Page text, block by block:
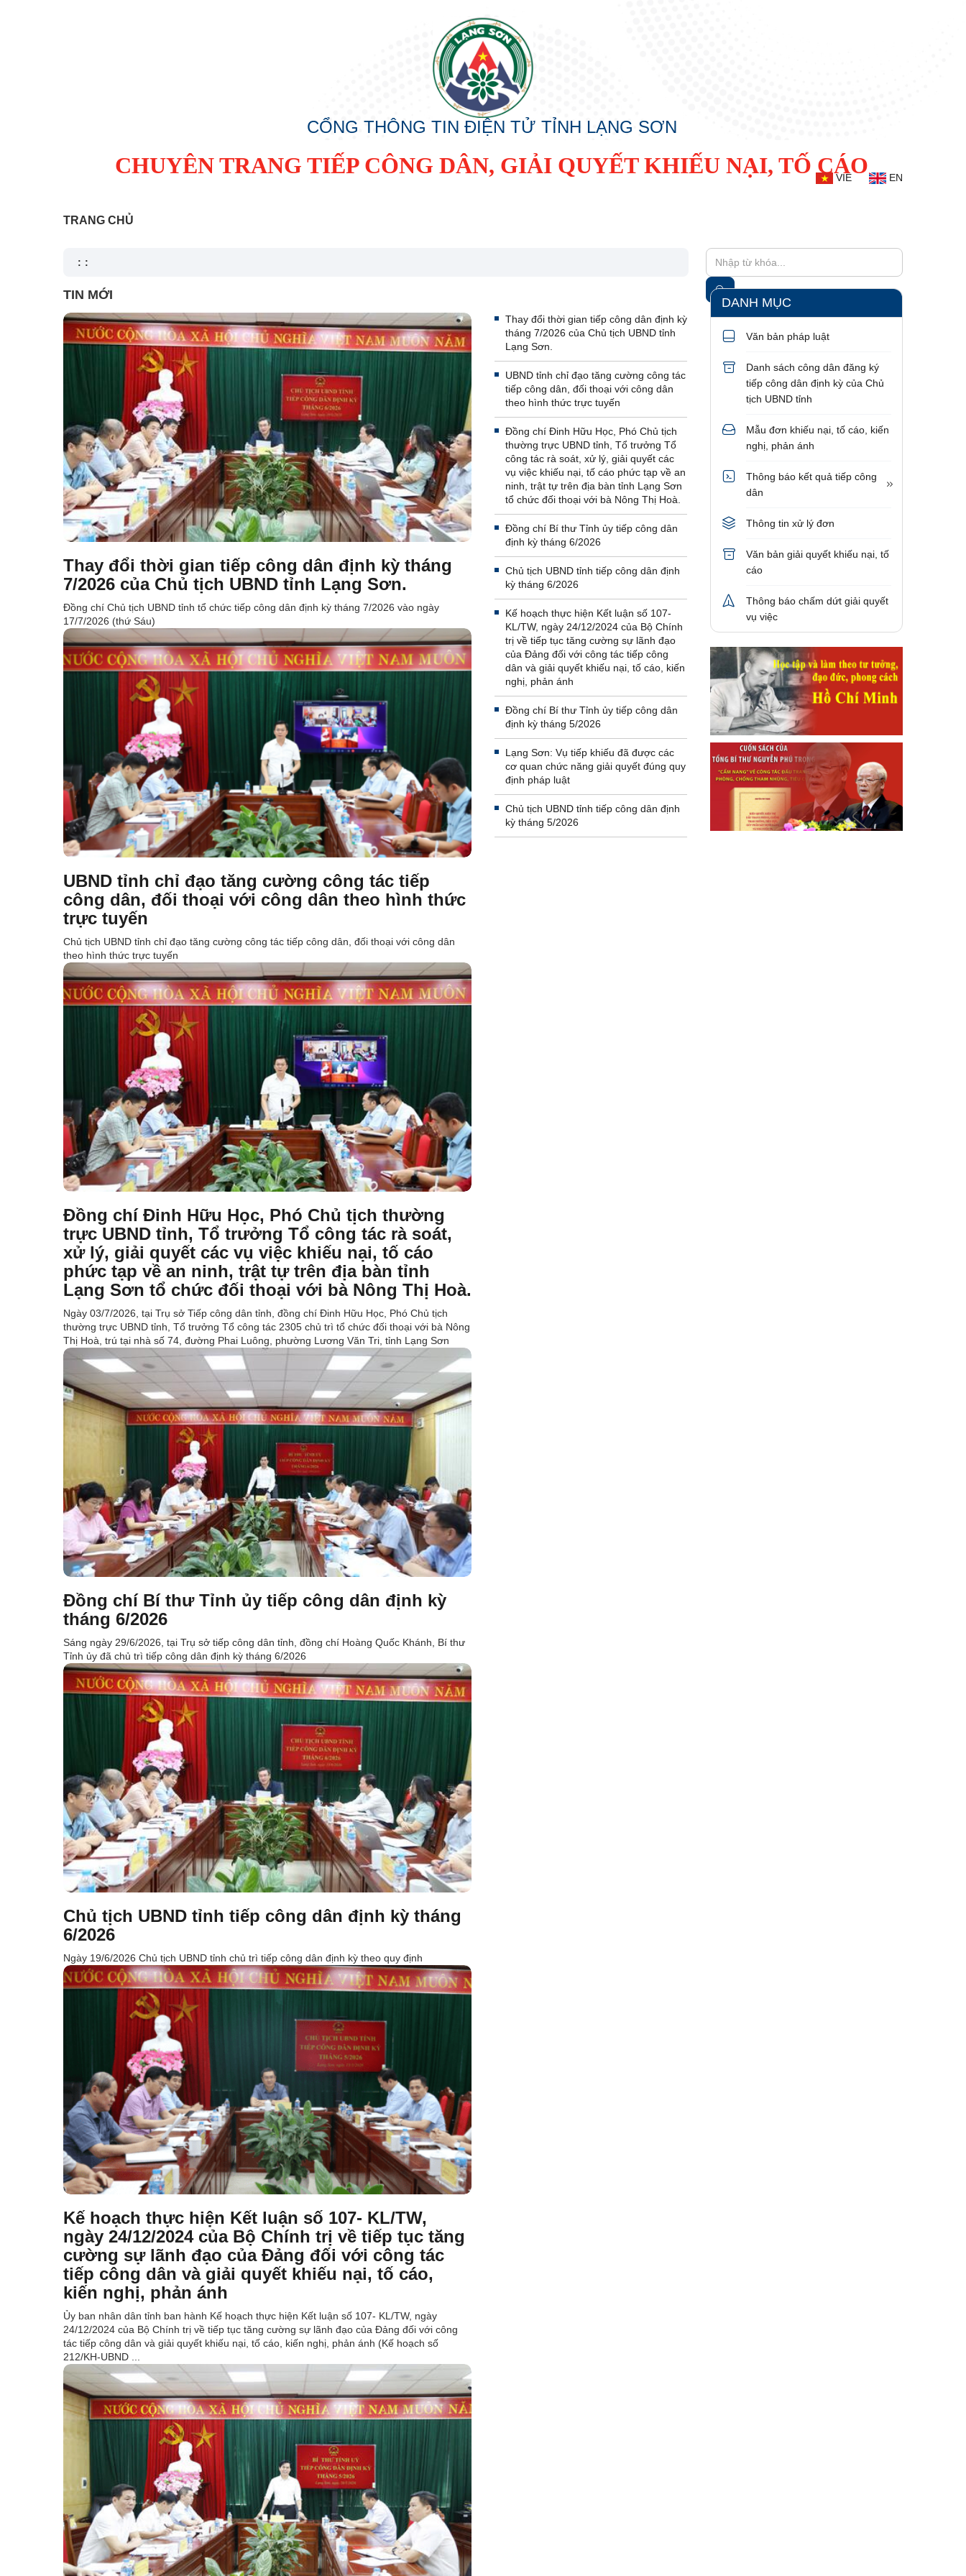
CỔNG THÔNG TIN ĐIỆN TỬ TỈNH LẠNG SƠN
CHUYÊN TRANG TIẾP CÔNG DÂN, GIẢI QUYẾT KHIẾU NẠI, TỐ CÁO
VIE EN
TRANG CHỦ
: :
TIN MỚI
Thay đổi thời gian tiếp công dân định kỳ tháng
7/2026 của Chủ tịch UBND tỉnh Lạng Sơn.
Đồng chí Chủ tịch UBND tỉnh tổ chức tiếp công dân định kỳ tháng 7/2026 vào ngày
17/7/2026 (thứ Sáu)
UBND tỉnh chỉ đạo tăng cường công tác tiếp
công dân, đối thoại với công dân theo hình thức
trực tuyến
Chủ tịch UBND tỉnh chỉ đạo tăng cường công tác tiếp công dân, đối thoại với công dân
theo hình thức trực tuyến
Đồng chí Đinh Hữu Học, Phó Chủ tịch thường
trực UBND tỉnh, Tổ trưởng Tổ công tác rà soát,
xử lý, giải quyết các vụ việc khiếu nại, tố cáo
phức tạp về an ninh, trật tự trên địa bàn tỉnh
Lạng Sơn tổ chức đối thoại với bà Nông Thị Hoà.
Ngày 03/7/2026, tại Trụ sở Tiếp công dân tỉnh, đồng chí Đinh Hữu Học, Phó Chủ tịch
thường trực UBND tỉnh, Tổ trưởng Tổ công tác 2305 chủ trì tổ chức đối thoại với bà Nông
Thị Hoà, trú tại nhà số 74, đường Phai Luông, phường Lương Văn Tri, tỉnh Lạng Sơn
Đồng chí Bí thư Tỉnh ủy tiếp công dân định kỳ
tháng 6/2026
Sáng ngày 29/6/2026, tại Trụ sở tiếp công dân tỉnh, đồng chí Hoàng Quốc Khánh, Bí thư
Tỉnh ủy đã chủ trì tiếp công dân định kỳ tháng 6/2026
Chủ tịch UBND tỉnh tiếp công dân định kỳ tháng
6/2026
Ngày 19/6/2026 Chủ tịch UBND tỉnh chủ trì tiếp công dân định kỳ theo quy định
Kế hoạch thực hiện Kết luận số 107- KL/TW,
ngày 24/12/2024 của Bộ Chính trị về tiếp tục tăng
cường sự lãnh đạo của Đảng đối với công tác
tiếp công dân và giải quyết khiếu nại, tố cáo,
kiến nghị, phản ánh
Ủy ban nhân dân tỉnh ban hành Kế hoạch thực hiện Kết luận số 107- KL/TW, ngày
24/12/2024 của Bộ Chính trị về tiếp tục tăng cường sự lãnh đạo của Đảng đối với công
tác tiếp công dân và giải quyết khiếu nại, tố cáo, kiến nghị, phản ánh (Kế hoạch số
212/KH-UBND ...
Thay đổi thời gian tiếp công dân định kỳ
tháng 7/2026 của Chủ tịch UBND tỉnh
Lạng Sơn.
UBND tỉnh chỉ đạo tăng cường công tác
tiếp công dân, đối thoại với công dân
theo hình thức trực tuyến
Đồng chí Đinh Hữu Học, Phó Chủ tịch
thường trực UBND tỉnh, Tổ trưởng Tổ
công tác rà soát, xử lý, giải quyết các
vụ việc khiếu nại, tố cáo phức tạp về an
ninh, trật tự trên địa bàn tỉnh Lạng Sơn
tổ chức đối thoại với bà Nông Thị Hoà.
Đồng chí Bí thư Tỉnh ủy tiếp công dân
định kỳ tháng 6/2026
Chủ tịch UBND tỉnh tiếp công dân định
kỳ tháng 6/2026
Kế hoạch thực hiện Kết luận số 107-
KL/TW, ngày 24/12/2024 của Bộ Chính
trị về tiếp tục tăng cường sự lãnh đạo
của Đảng đối với công tác tiếp công
dân và giải quyết khiếu nại, tố cáo, kiến
nghị, phản ánh
Đồng chí Bí thư Tỉnh ủy tiếp công dân
định kỳ tháng 5/2026
Lạng Sơn: Vụ tiếp khiếu đã được các
cơ quan chức năng giải quyết đúng quy
định pháp luật
Chủ tịch UBND tỉnh tiếp công dân định
kỳ tháng 5/2026
DANH MỤC
Văn bản pháp luật
Danh sách công dân đăng ký
tiếp công dân định kỳ của Chủ
tịch UBND tỉnh
Mẫu đơn khiếu nại, tố cáo, kiến
nghị, phản ánh
Thông báo kết quả tiếp công
dân
Thông tin xử lý đơn
Văn bản giải quyết khiếu nại, tố
cáo
Thông báo chấm dứt giải quyết
vụ việc